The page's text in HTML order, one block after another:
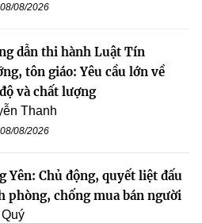
08/2026
dẫn thi hành Luật Tín
tôn giáo: Yêu cầu lớn về
và chất lượng
Thanh
08/2026
Yên: Chủ động, quyết liệt đấu
phòng, chống mua bán người